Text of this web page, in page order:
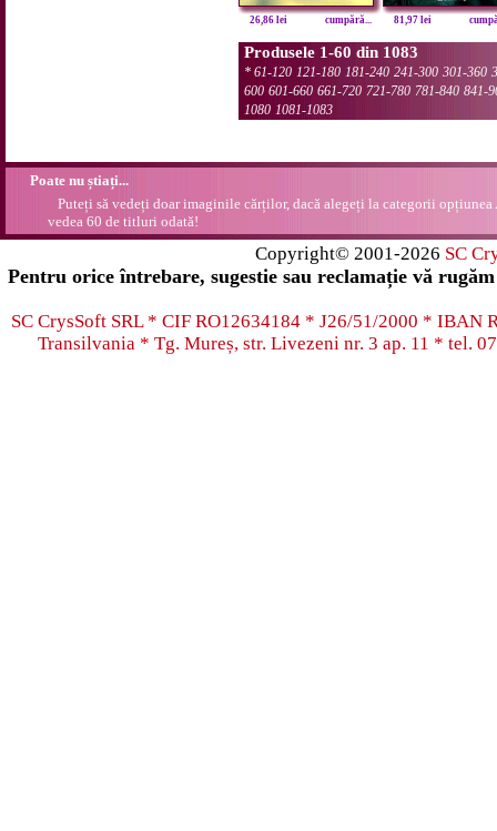
26,86 lei cumpără... 81,97 lei
Produsele 1-60 din 1083
* 61-120 121-180 181-240 241-300 301-360
600 601-660 661-720 721-780 781-840 841-
1080 1081-1083
Poate nu știați...
Puteți să vedeți doar imaginile cărților, dacă alegeți la categorii opțiunea
vedea 60 de titluri odată!
Copyright© 2001-2026 SC
Pentru orice întrebare, sugestie sau reclamație vă
SC CrysSoft SRL * CIF RO12634184 * J26/51/2000 * IBAN
Transilvania * Tg. Mureș, str. Livezeni nr. 3 ap. 11 * tel.